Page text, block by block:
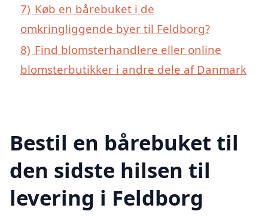
7) Køb en bårebuket i de
omkringliggende byer til Feldborg?
8) Find blomsterhandlere eller online
blomsterbutikker i andre dele af Danmark
Bestil en bårebuket til
den sidste hilsen til
levering i Feldborg